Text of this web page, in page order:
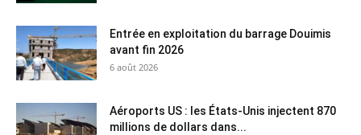
Entrée en exploitation du barrage Douimis
avant fin 2026
6 août 2026
Aéroports US : les États-Unis injectent 870
millions de dollars dans...